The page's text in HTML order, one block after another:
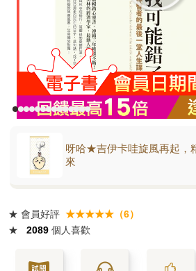
呀哈★吉伊卡哇旋風再起，
來
★ 會員好評 ★★★★★（6）
★
2089 個人喜歡